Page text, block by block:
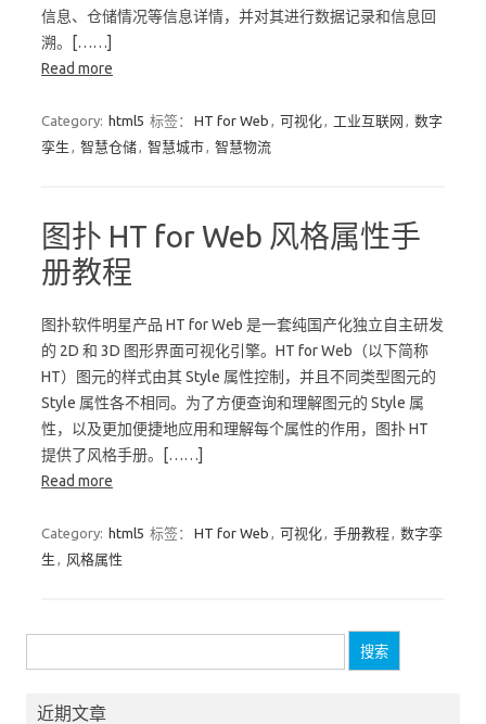
信息、仓储情况等信息详情，并对其进行数据记录和信息回
溯。[……]
Read more
Category: html5 标签： HT for Web , 可视化, 工业互联网 , 数字
孪生 , 智慧仓储, 智慧城市, 智慧物流
图扑 HT for Web 风格属性手
册教程
图扑软件明星产品 HT for Web 是一套纯国产化独立自主研发
的 2D 和 3D 图形界面可视化引擎。HT for Web（以下简称
HT）图元的样式由其 Style 属性控制，并且不同类型图元的
Style 属性各不相同。为了方便查询和理解图元的 Style 属
性，以及更加便捷地应用和理解每个属性的作用，图扑 HT
提供了风格手册。[……]
Read more
Category: html5 标签： HT for Web , 可视化, 手册教程, 数字孪
生 , 风格属性
索：
近期文章